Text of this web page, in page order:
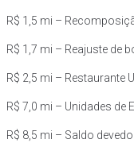
R$ 1,5 mi –
R$ 1,7 mi – Reajuste de
R$ 2,5 mi – Restaurante
R$ 7,0 mi – Unidades de
R$ 8,5 mi – Saldo